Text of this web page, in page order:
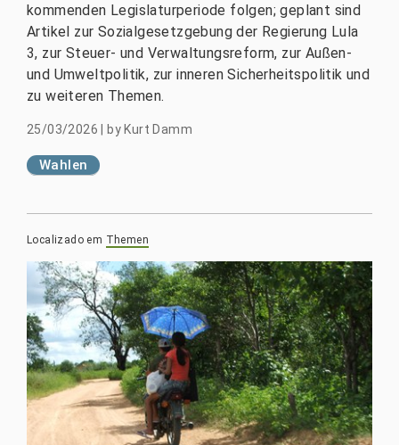
kommenden Legislaturperiode folgen; geplant sind
Artikel zur Sozialgesetzgebung der Regierung Lula
3, zur Steuer- und Verwaltungsreform, zur Außen-
und Umweltpolitik, zur inneren Sicherheitspolitik und
zu weiteren Themen.
25/03/2026 by Kurt Damm
Wahlen
Localizado em Themen